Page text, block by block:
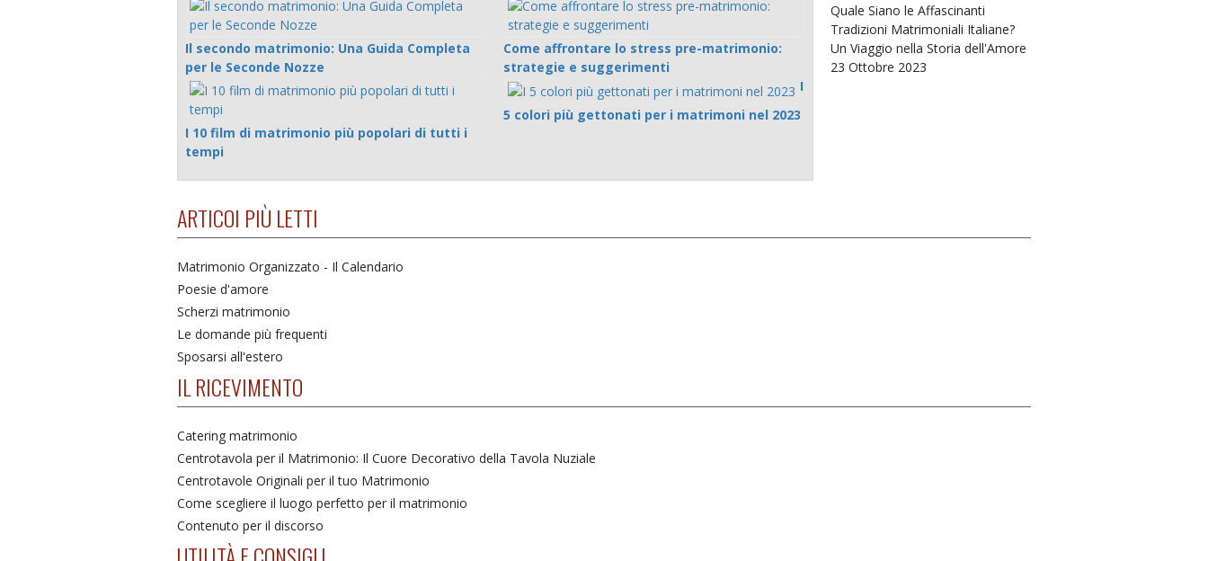
Il secondo matrimonio: Una Guida Completa
per le Seconde Nozze
Come affrontare lo stress pre-matrimonio:
strategie e suggerimenti
I 10 film di matrimonio più popolari di tutti i
tempi
I
5 colori più gettonati per i matrimoni nel 2023
Quale Siano le Affascinanti
Tradizioni Matrimoniali Italiane?
Un Viaggio nella Storia dell'Amore
23 Ottobre 2023
ARTICOI PIÙ LETTI
Matrimonio Organizzato - Il Calendario
Poesie d'amore
Scherzi matrimonio
Le domande più frequenti
Sposarsi all'estero
IL RICEVIMENTO
Catering matrimonio
Centrotavola per il Matrimonio: Il Cuore Decorativo della Tavola Nuziale
Centrotavole Originali per il tuo Matrimonio
Come scegliere il luogo perfetto per il matrimonio
Contenuto per il discorso